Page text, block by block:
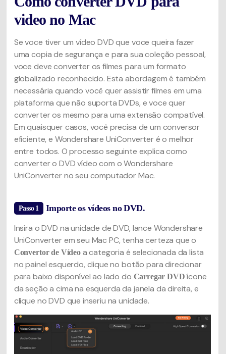
video no Mac
Se voce tiver um vídeo DVD que voce queira fazer
uma copia de segurança e para sua coleção pessoal,
voce deve converter os filmes para um formato
globalizado reconhecido. Esta abordagem é também
necessária quando você quer assistir filmes em uma
plataforma que não suporta DVDs, e voce quer
converter os mesmo para uma extensão compatível.
Em quaisquer casos, você precisa de um conversor
eficiente, e Wondershare UniConverter é o melhor
entre todos. O processo seguinte explica como
converter o DVD vídeo com o Wondershare
UniConverter no seu computador Mac.
Passo 1 Importe os vídeos no DVD.
Insira o DVD na unidade de DVD, lance Wondershare
UniConverter em seu Mac PC, tenha certeza que o
Convertor de Vídeoa categoria é selecionada da lista
no painel esquerdo, clique no botão para direcionar
para baixo disponível ao lado do Carregar DVDícone
da seção a cima na esquerda da janela da direita, e
clique no DVD que inseriu na unidade.